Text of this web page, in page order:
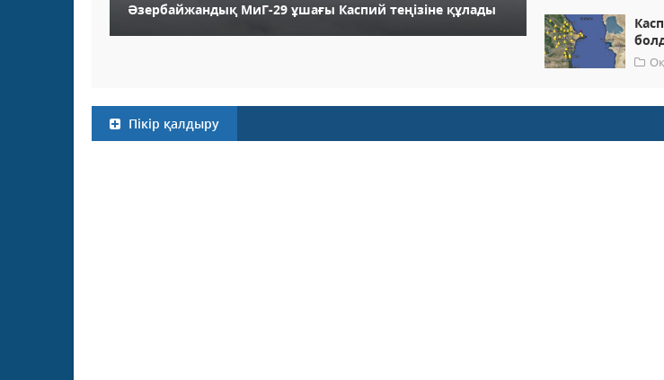
Әзербайжандық МиГ-29 ұшағы Каспий теңізіне құлады
Пікір қалдыру